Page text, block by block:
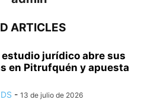
ARTICLES
estudio jurídico abre sus
en Pitrufquén y apuesta
- 13 de julio de 2026